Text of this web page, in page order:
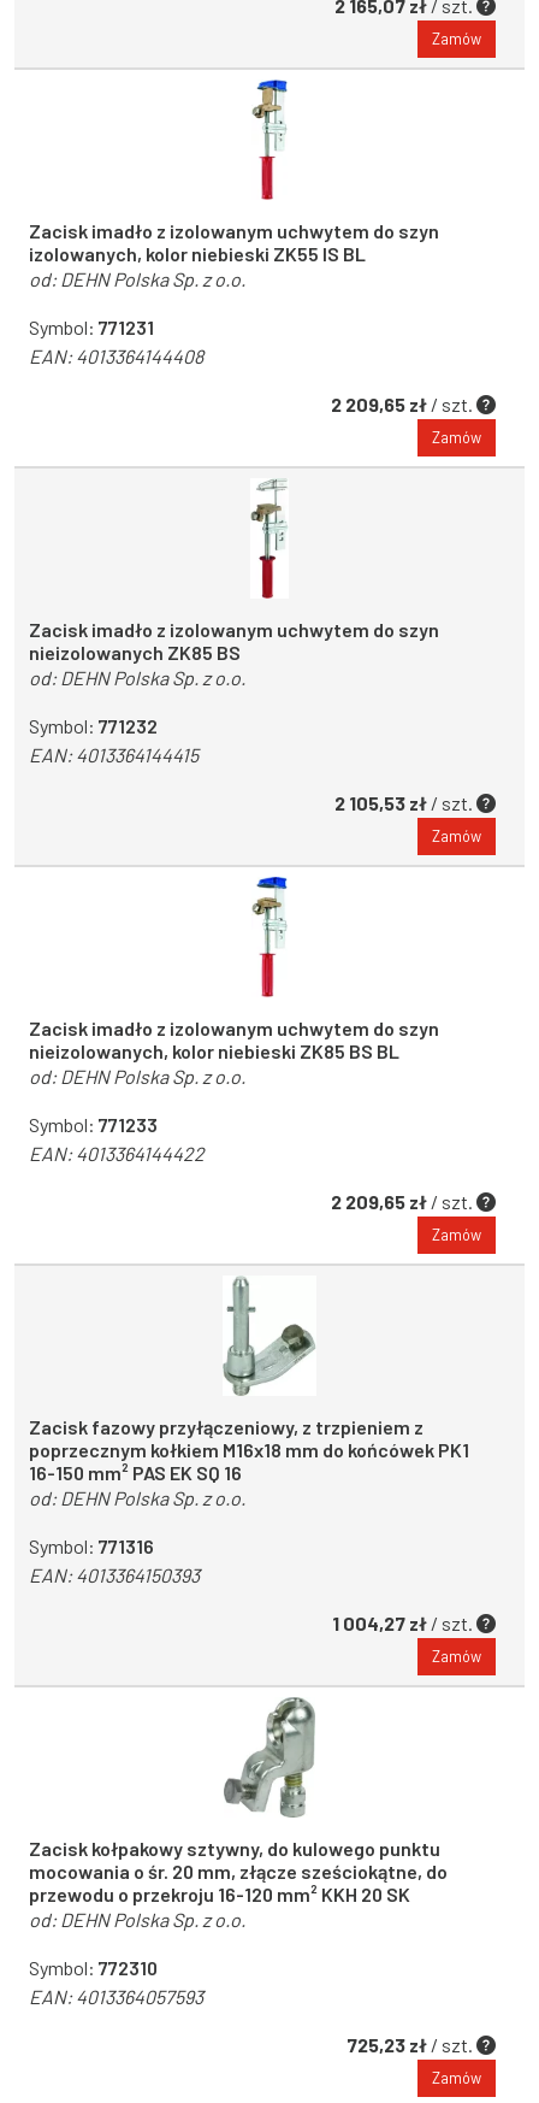
2 165,07 zł / szt.
Zamów
Zacisk imadło z izolowanym uchwytem do szyn
izolowanych, kolor niebieski ZK55 IS BL
od: DEHN Polska Sp. z o.o.
Symbol: 771231
EAN:4013364144408
2 209,65 zł / szt.
Zamów
Zacisk imadło z izolowanym uchwytem do szyn
nieizolowanych ZK85 BS
od: DEHN Polska Sp. z o.o.
Symbol: 771232
EAN:4013364144415
2 105,53 zł / szt.
Zamów
Zacisk imadło z izolowanym uchwytem do szyn
nieizolowanych, kolor niebieski ZK85 BS BL
od: DEHN Polska Sp. z o.o.
Symbol: 771233
EAN:4013364144422
2 209,65 zł / szt.
Zamów
Zacisk fazowy przyłączeniowy, z trzpieniem z
poprzecznym kołkiem M16x18 mm do końcówek PK1
16-150 mm² PAS EK SQ 16
od: DEHN Polska Sp. z o.o.
Symbol: 771316
EAN:4013364150393
1 004,27 zł / szt.
Zamów
Zacisk kołpakowy sztywny, do kulowego punktu
mocowania o śr. 20 mm, złącze sześciokątne, do
przewodu o przekroju 16-120 mm² KKH 20 SK
od: DEHN Polska Sp. z o.o.
Symbol: 772310
EAN:4013364057593
725,23 zł / szt.
Zamów